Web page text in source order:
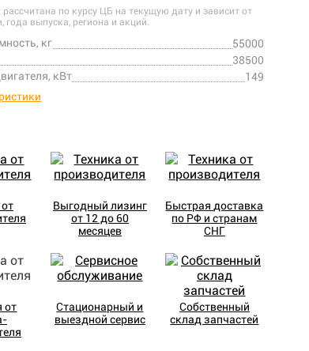
рассчитана по курсу ЦБ на текущую дату и зависит от
года выпуска, региона и акций.
кг
55000
38500
кВт
149
Выгодный лизинг
от 12 до 60
месяцев
Быстрая доставка
по РФ и странам
СНГ
от
Стационарный и
выездной сервис
Собственный
склад запчастей